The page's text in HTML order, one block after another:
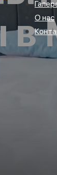
О нас
в